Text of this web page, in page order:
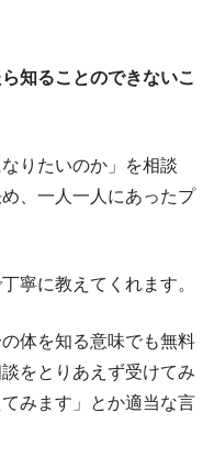
知ることのできないこ
りたいのか」を相談
、一人一人にあったプ
寧に教えてくれます。
体を知る意味でも無料
をとりあえず受けてみ
みます」とか適当な言